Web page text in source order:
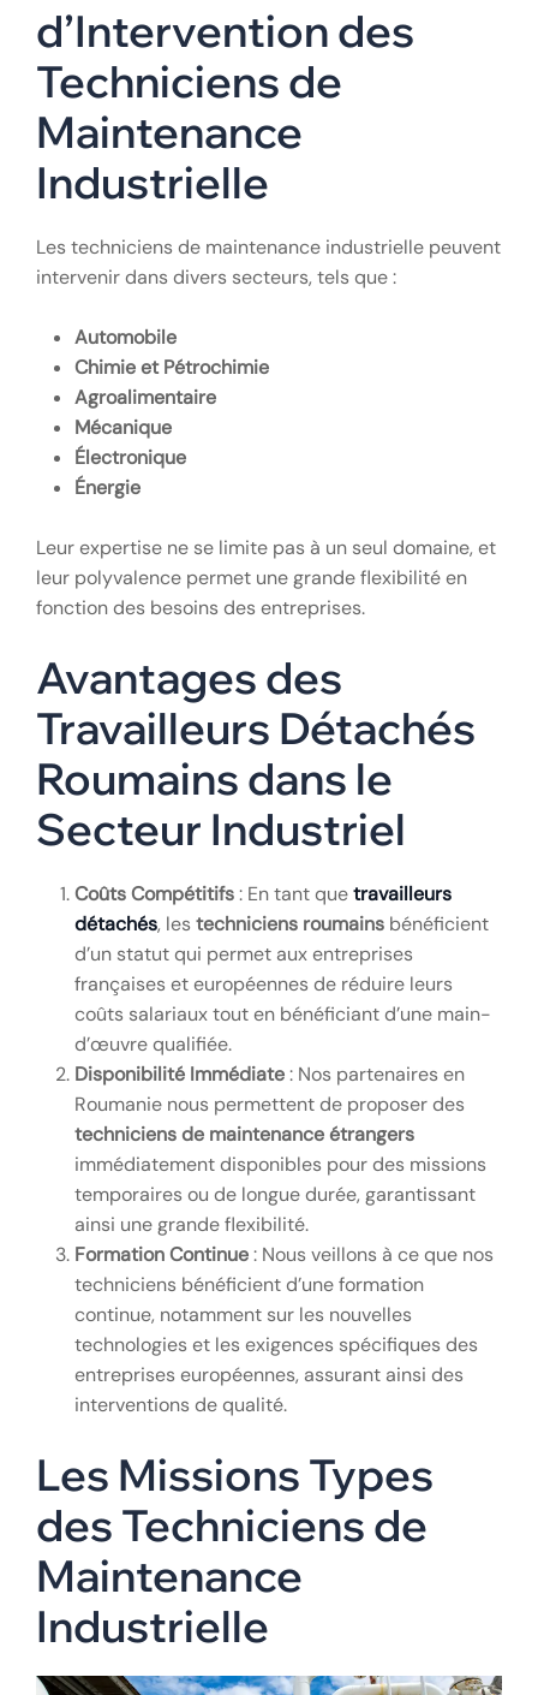
d’Intervention des
Techniciens de
Maintenance
Industrielle
Les techniciens de maintenance industrielle peuvent
intervenir dans divers secteurs, tels que :
Automobile
Chimie et Pétrochimie
Agroalimentaire
Mécanique
Électronique
Énergie
Leur expertise ne se limite pas à un seul domaine, et
leur polyvalence permet une grande flexibilité en
fonction des besoins des entreprises.
Avantages des
Travailleurs Détachés
Roumains dans le
Secteur Industriel
Coûts Compétitifs: En tant quetravailleurs
détachés, lestechniciens roumains bénéficient
d’un statut qui permet aux entreprises
françaises et européennes de réduire leurs
coûts salariaux tout en bénéficiant d’une main-
d’œuvre qualifiée.
Disponibilité Immédiate: Nos partenaires en
Roumanie nous permettent de proposer des
techniciens de maintenance étrangers
immédiatement disponibles pour des missions
temporaires ou de longue durée, garantissant
ainsi une grande flexibilité.
Formation Continue: Nous veillons à ce que nos
techniciens bénéficient d’une formation
continue, notamment sur les nouvelles
technologies et les exigences spécifiques des
entreprises européennes, assurant ainsi des
interventions de qualité.
Les Missions Types
des Techniciens de
Maintenance
Industrielle